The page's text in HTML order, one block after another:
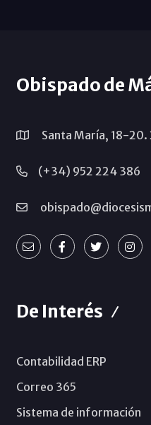
Obispado de
Santa María, 18-20.
(+34) 952 224 386
De Interés
Contabilidad ERP
Correo 365
Sistema de información